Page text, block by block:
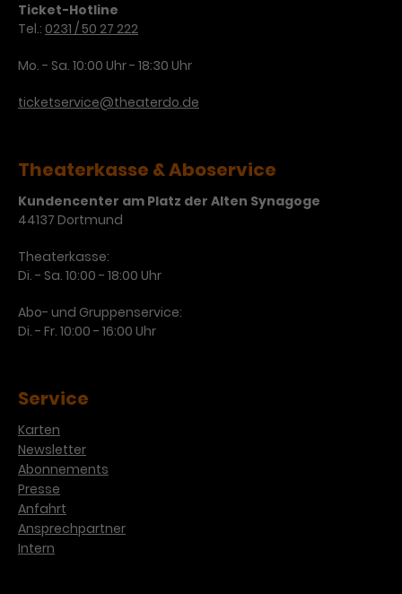
Ticket-Hotline
Tel.: 0231 / 50 27 222
Mo. - Sa. 10:00 Uhr - 18:30 Uhr
ticketservice@theaterdo.de
Theaterkasse & Aboservice
Kundencenter am Platz der Alten Synagoge
44137 Dortmund
Theaterkasse:
Di. - Sa. 10:00 - 18:00 Uhr
Abo- und Gruppenservice:
Di. - Fr. 10:00 - 16:00 Uhr
Service
Karten
Newsletter
Abonnements
Presse
Anfahrt
Ansprechpartner
Intern